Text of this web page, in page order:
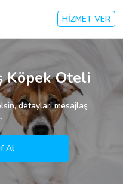
HİZMET VER
Köpek Oteli
detayları mesajlaş
Al